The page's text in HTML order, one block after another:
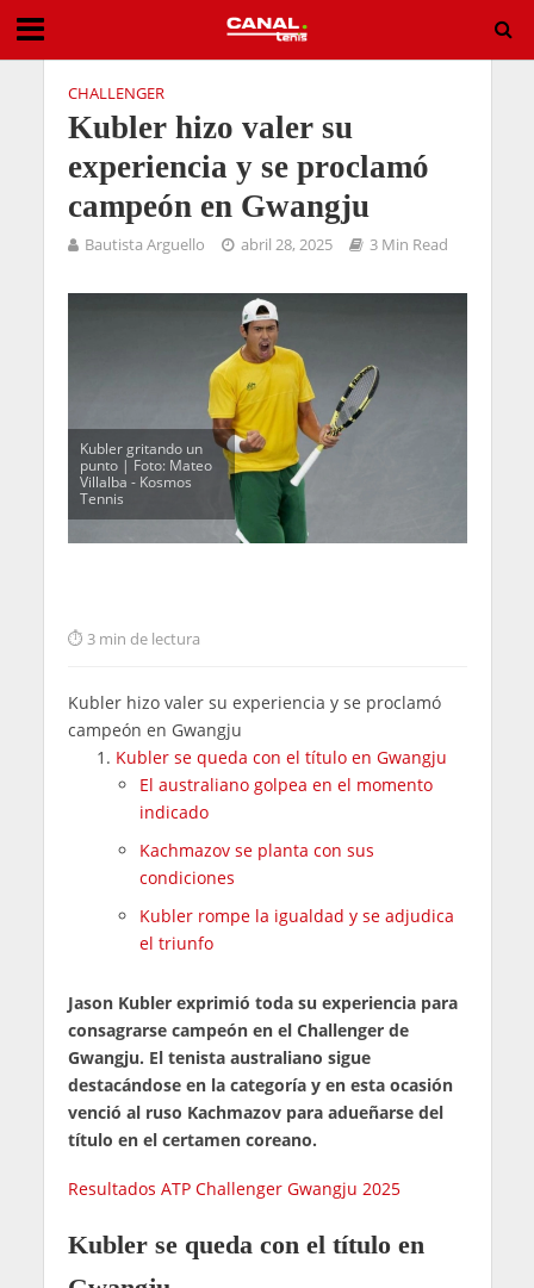
CHALLENGER
Kubler hizo valer su
experiencia y se proclamó
campeón en Gwangju
Bautista Arguello abril 28, 2025 3 Min Read
Kubler gritando un
punto | Foto: Mateo
Villalba - Kosmos
Tennis
3 min de lectura
Kubler hizo valer su experiencia y se proclamó
campeón en Gwangju
Kubler se queda con el título en Gwangju
El australiano golpea en el momento
indicado
Kachmazov se planta con sus
condiciones
Kubler rompe la igualdad y se adjudica
el triunfo
Jason Kubler exprimió toda su experiencia para
consagrarse campeón en el Challenger de
Gwangju. El tenista australiano sigue
destacándose en la categoría y en esta ocasión
venció al ruso Kachmazov para adueñarse del
título en el certamen coreano.
Resultados ATP Challenger Gwangju 2025
Kubler se queda con el título en